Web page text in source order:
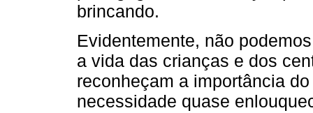
brincando.
Evidentemente, não
a vida das crianças e dos
reconheçam a importância
necessidade quase